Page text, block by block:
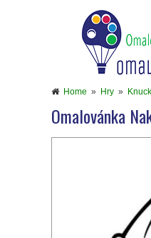
Home » Hry »
Omalovánka